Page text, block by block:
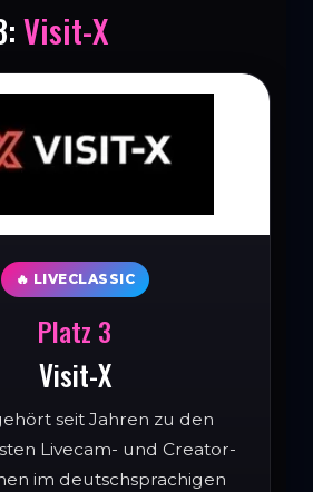
Visit-X
🔥 LIVECLASSIC
Platz 3
Visit-X
seit Jahren zu den
Livecam- und Creator-
im deutschsprachigen